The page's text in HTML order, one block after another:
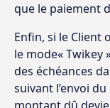
que le paiement
Enfin, si le Client
le mode« Twikey
des échéances
suivant l’envoi